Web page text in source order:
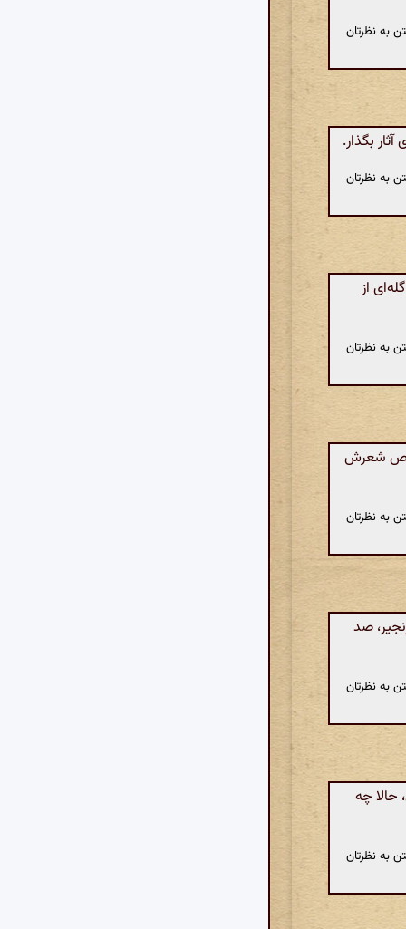
به نظرتان
بگذار.
به نظرتان
از
به نظرتان
شعرش
به نظرتان
صد
به نظرتان
حالا چه
به نظرتان